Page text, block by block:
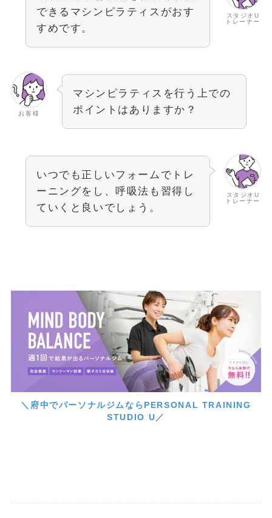
スタジオU
トレーナー
できるマシンピラティスがおす
すめです。
お客様
マシンピラティスを行う上での
ポイントはありますか？
スタジオU
トレーナー
いつでも正しいフォームでトレ
ーニングをし、呼吸法も習得し
ていくと良いでしょう。
＼府中でパーソナルジムならPERSONAL TRAINING
STUDIO U／